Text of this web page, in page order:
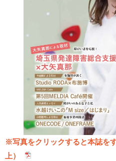
※写真をクリックすると本誌を
上）